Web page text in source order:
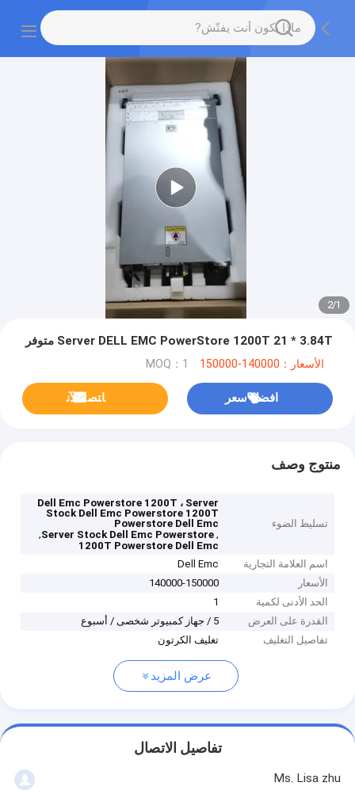
1
/
2
Server DELL EMC PowerStore 1200T 21 * 3.84T متوفر
الأسعار：140000-150000 MOQ：1
افضل سعر ﺎﺘﺼﻟ ﺍﻶﻧ
منتوج وصف
تسليط الضوء
Dell Emc Powerstore 1200T ، Server
Stock Dell Emc Powerstore 1200T
Powerstore Dell Emc
,
Server Stock Dell Emc Powerstore
,
1200T Powerstore Dell Emc
اسم العلامة التجارية
Dell Emc
الأسعار
140000-150000
الحد الأدنى لكمية
1
القدرة على العرض
5 / جهاز كمبيوتر شخصى / أسبوع
تفاصيل التغليف
تغليف الكرتون
عرض المزيد
تفاصيل الاتصال
Ms. Lisa zhu